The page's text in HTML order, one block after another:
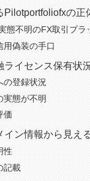
Pilotportfoliofxの正
態不明のFX取引プラ
用偽装の手口
ライセンス保有状
の登録状況
実態が不明
価
イン情報から見え
性
記載